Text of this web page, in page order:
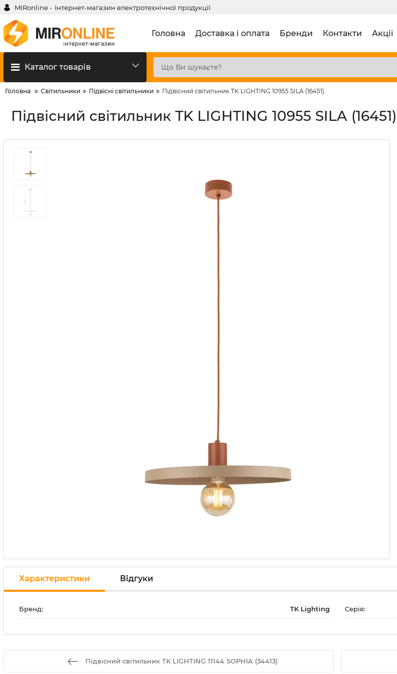
MIRonline - Інтернет-магазин електротехнічної продукції
Головна Доставка і оплата Бренди Контакти Акції
Каталог товарів
Головна Світильники Підвісні світильники Підвісний світильник TK LIGHTING 10955 SILA (16451)
Підвісний світильник TK LIGHTING 10955 SILA (16451)
Характеристики Відгуки
Бренд: TK Lighting Серія:
Підвісний світильник TK LIGHTING 11144 SOPHIA (34413)